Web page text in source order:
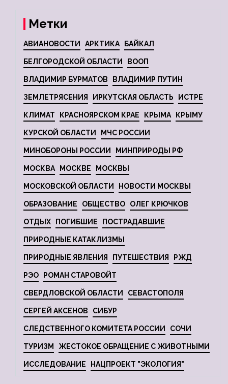
Метки
АВИАНОВОСТИ АРКТИКА БАЙКАЛ
БЕЛГОРОДСКОЙ ОБЛАСТИ ВООП
ВЛАДИМИР БУРМАТОВ ВЛАДИМИР ПУТИН
ЗЕМЛЕТРЯСЕНИЯ ИРКУТСКАЯ ОБЛАСТЬ ИСТРЕ
КЛИМАТ КРАСНОЯРСКОМ КРАЕ КРЫМА КРЫМУ
КУРСКОЙ ОБЛАСТИ МЧС РОССИИ
МИНОБОРОНЫ РОССИИ МИНПРИРОДЫ РФ
МОСКВА МОСКВЕ МОСКВЫ
МОСКОВСКОЙ ОБЛАСТИ НОВОСТИ МОСКВЫ
ОБРАЗОВАНИЕ ОБЩЕСТВО ОЛЕГ КРЮЧКОВ
ОТДЫХ ПОГИБШИЕ ПОСТРАДАВШИЕ
ПРИРОДНЫЕ КАТАКЛИЗМЫ
ПРИРОДНЫЕ ЯВЛЕНИЯ ПУТЕШЕСТВИЯ РЖД
РЭО РОМАН СТАРОВОЙТ
СВЕРДЛОВСКОЙ ОБЛАСТИ СЕВАСТОПОЛЯ
СЕРГЕЙ АКСЕНОВ СИБУР
СЛЕДСТВЕННОГО КОМИТЕТА РОССИИ СОЧИ
ТУРИЗМ ЖЕСТОКОЕ ОБРАЩЕНИЕ С ЖИВОТНЫМИ
ИССЛЕДОВАНИЕ НАЦПРОЕКТ "ЭКОЛОГИЯ"